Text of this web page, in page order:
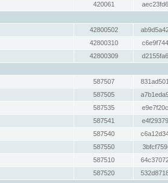
420061
42800502
42800310
42800309
587507
587505
587535
587541
587540
587550
587510
587520